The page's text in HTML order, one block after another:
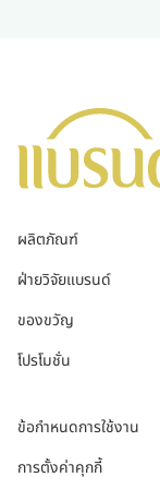
ผลิตภัณฑ์
ฝ่ายวิจัยแบรนด์
ของขวัญ
โปรโมชั่น
ข้อกำหนดการใช้งาน
การตั้งค่าคุกกี้